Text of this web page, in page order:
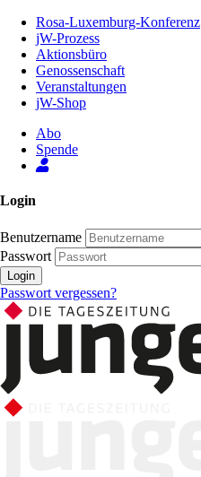
Inhalt
Seite
Rosa-Luxemburg-Konferenz
jW-Prozess
Aktionsbüro
Genossenschaft
Veranstaltungen
jW-Shop
Abo
Spende
Login
Benutzername
Passwort
Login
Passwort vergessen?